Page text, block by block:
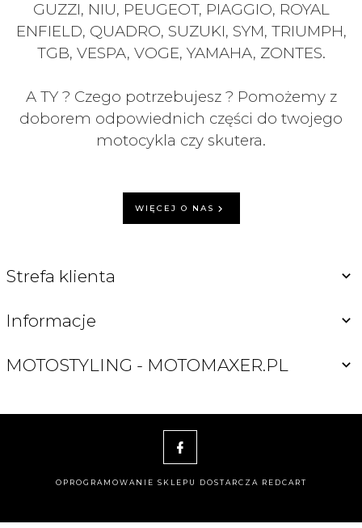
GUZZI, NIU, PEUGEOT, PIAGGIO, ROYAL
ENFIELD, QUADRO, SUZUKI, SYM, TRIUMPH,
TGB, VESPA, VOGE, YAMAHA, ZONTES.
A TY ? Czego potrzebujesz ? Pomożemy z
doborem odpowiednich części do twojego
motocykla czy skutera.
WIĘCEJ O NAS
Strefa klienta
Informacje
MOTOSTYLING - MOTOMAXER.PL
OPROGRAMOWANIE SKLEPU DOSTARCZA REDCART